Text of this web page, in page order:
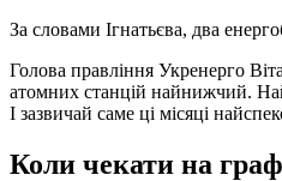
За словами Ігнатьєва, два
Голова правління Укренерго
атомних станцій найнижчий.
І зазвичай саме ці місяці
Коли чекати на